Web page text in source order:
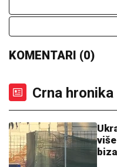
Asmin slao gole slike,
sudu, iskorišćavaš
SAD
planu:
godina